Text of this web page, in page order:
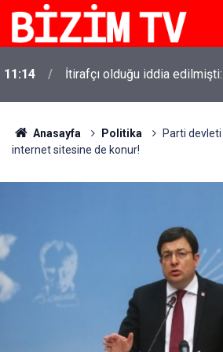
11:14 İtirafçı olduğu iddia
Anasayfa Politika
Parti
internet sitesine de konur!